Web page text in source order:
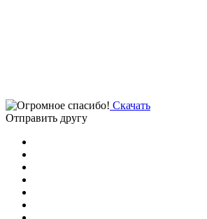
Скачать
Отправить другу